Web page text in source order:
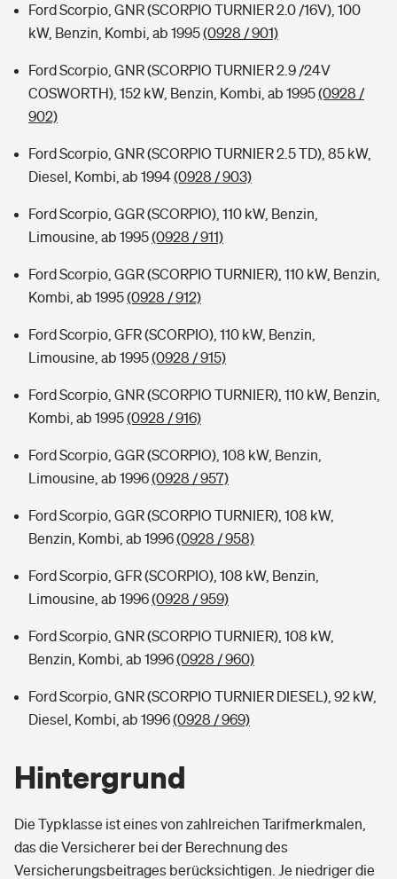
Ford Scorpio, GNR (SCORPIO TURNIER 2.0 /16V), 100
kW, Benzin, Kombi, ab 1995(0928 / 901)
Ford Scorpio, GNR (SCORPIO TURNIER 2.9 /24V
COSWORTH), 152 kW, Benzin, Kombi, ab 1995(0928 /
902)
Ford Scorpio, GNR (SCORPIO TURNIER 2.5 TD), 85 kW,
Diesel, Kombi, ab 1994(0928 / 903)
Ford Scorpio, GGR (SCORPIO), 110 kW, Benzin,
Limousine, ab 1995(0928 / 911)
Ford Scorpio, GGR (SCORPIO TURNIER), 110 kW, Benzin,
Kombi, ab 1995(0928 / 912)
Ford Scorpio, GFR (SCORPIO), 110 kW, Benzin,
Limousine, ab 1995(0928 / 915)
Ford Scorpio, GNR (SCORPIO TURNIER), 110 kW, Benzin,
Kombi, ab 1995(0928 / 916)
Ford Scorpio, GGR (SCORPIO), 108 kW, Benzin,
Limousine, ab 1996(0928 / 957)
Ford Scorpio, GGR (SCORPIO TURNIER), 108 kW,
Benzin, Kombi, ab 1996(0928 / 958)
Ford Scorpio, GFR (SCORPIO), 108 kW, Benzin,
Limousine, ab 1996(0928 / 959)
Ford Scorpio, GNR (SCORPIO TURNIER), 108 kW,
Benzin, Kombi, ab 1996(0928 / 960)
Ford Scorpio, GNR (SCORPIO TURNIER DIESEL), 92 kW,
Diesel, Kombi, ab 1996(0928 / 969)
Hintergrund
Die Typklasse ist eines von zahlreichen Tarifmerkmalen,
das die Versicherer bei der Berechnung des
Versicherungsbeitrages berücksichtigen. Je niedriger die